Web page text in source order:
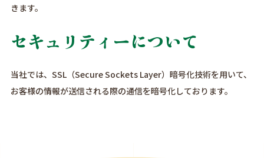
きます。
セキュリティーについて
当社では、SSL（Secure Sockets Layer）暗号化技術を用いて、
お客様の情報が送信される際の通信を暗号化しております。